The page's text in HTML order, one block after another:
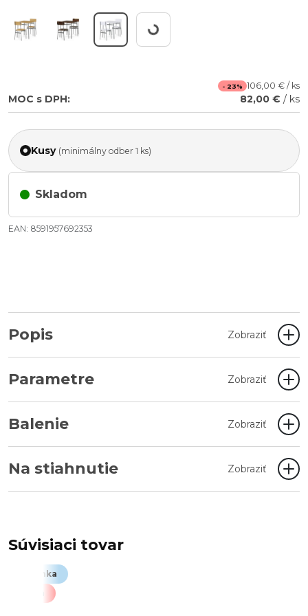
Working...
- 23% 106,00 € / ks
MOC s DPH: 82,00 € / ks
Kusy (minimálny odber 1 ks)
Skladom
EAN: 8591957692353
Popis Zobraziť
Parametre Zobraziť
Balenie Zobraziť
Na stiahnutie Zobraziť
Súvisiaci tovar
Novinka